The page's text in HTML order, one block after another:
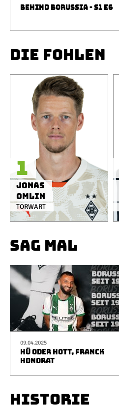
BEHIND BORUSSIA - S1 E6
DIE FOHLEN
TORWART
Jonas
Omlin
1
SAG MAL
09.04.2025
HÜ ODER HOTT, FRANCK
HONORAT
HISTORIE